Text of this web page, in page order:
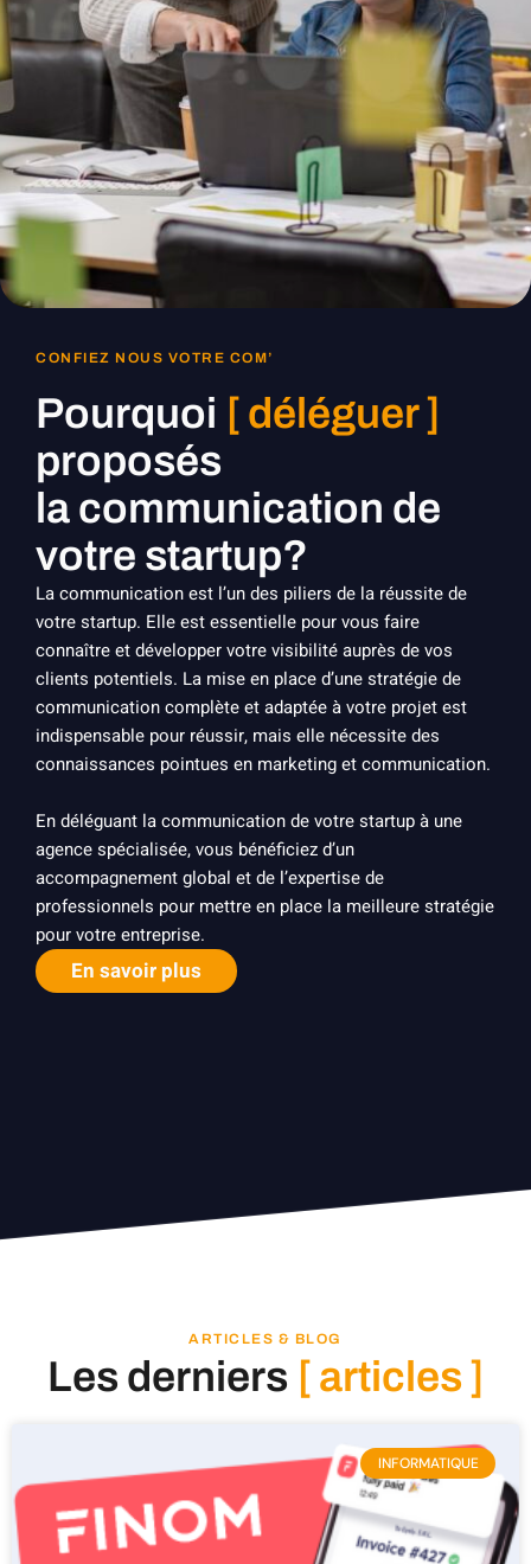
CONFIEZ NOUS VOTRE COM’
Pourquoi [ déléguer ]
proposés
la communication de
votre startup?
La communication est l’un des piliers de la réussite de
votre startup. Elle est essentielle pour vous faire
connaître et développer votre visibilité auprès de vos
clients potentiels. La mise en place d’une stratégie de
communication complète et adaptée à votre projet est
indispensable pour réussir, mais elle nécessite des
connaissances pointues en marketing et communication.
En déléguant la communication de votre startup à une
agence spécialisée, vous bénéficiez d’un
accompagnement global et de l’expertise de
professionnels pour mettre en place la meilleure stratégie
pour votre entreprise.
En savoir plus
ARTICLES & BLOG
Les derniers [ articles ]
INFORMATIQUE